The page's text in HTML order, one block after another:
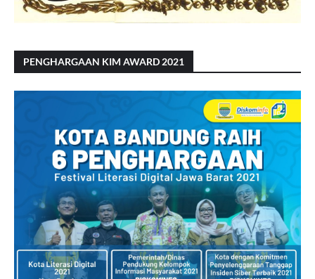
PENGHARGAAN KIM AWARD 2021